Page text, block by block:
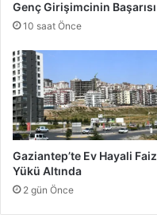
m
u
r
s
a
m
a
z
ı
k
Genç Girişimcinin Başarısı
10 saat Önce
Gaziantep’te Ev Hayali Faiz
Yükü Altında
2 gün Önce